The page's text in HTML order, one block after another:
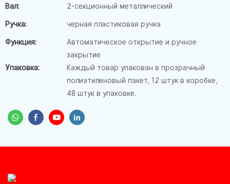
Вал:
2-секционный металлический
Ручка: черная пластиковая ручка
Функция:
Автоматическое открытие и ручное
закрытие
Упаковка:
Каждый товар упакован в прозрачный
полиэтиленовый пакет, 12 штук в коробке,
48 штук в упаковке.